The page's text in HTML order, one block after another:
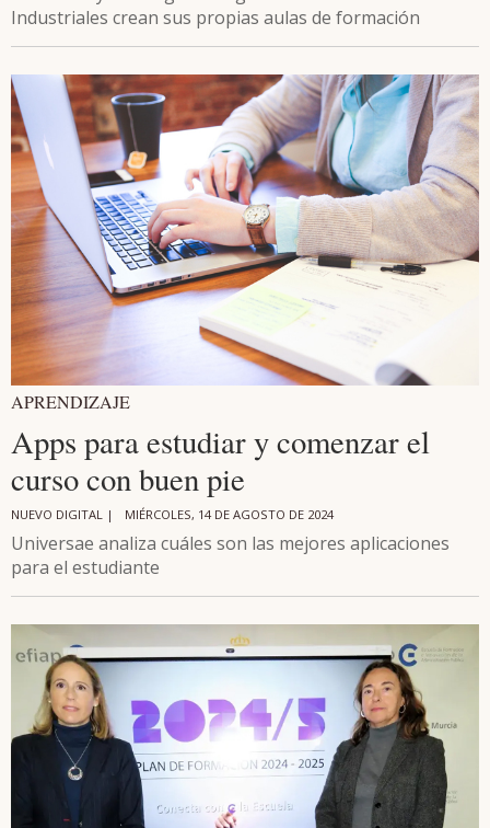
Industriales crean sus propias aulas de formación
APRENDIZAJE
Apps para estudiar y comenzar el
curso con buen pie
NUEVO DIGITAL | MIÉRCOLES, 14 DE AGOSTO DE 2024
Universae analiza cuáles son las mejores aplicaciones
para el estudiante